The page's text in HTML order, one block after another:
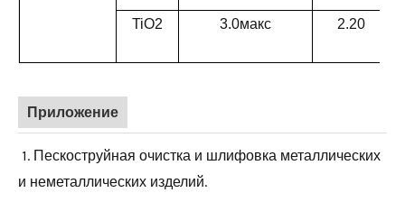
TiO2 3.0макс 2.20
Приложение
1. Пескоструйная очистка и шлифовка металлических
и неметаллических изделий.